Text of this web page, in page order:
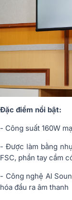
Đặc điểm nổi bật:
- Công suất 160W
- Được làm bằng
FSC, phần tay cầm
- Công nghệ AI
hóa đầu ra âm thanh